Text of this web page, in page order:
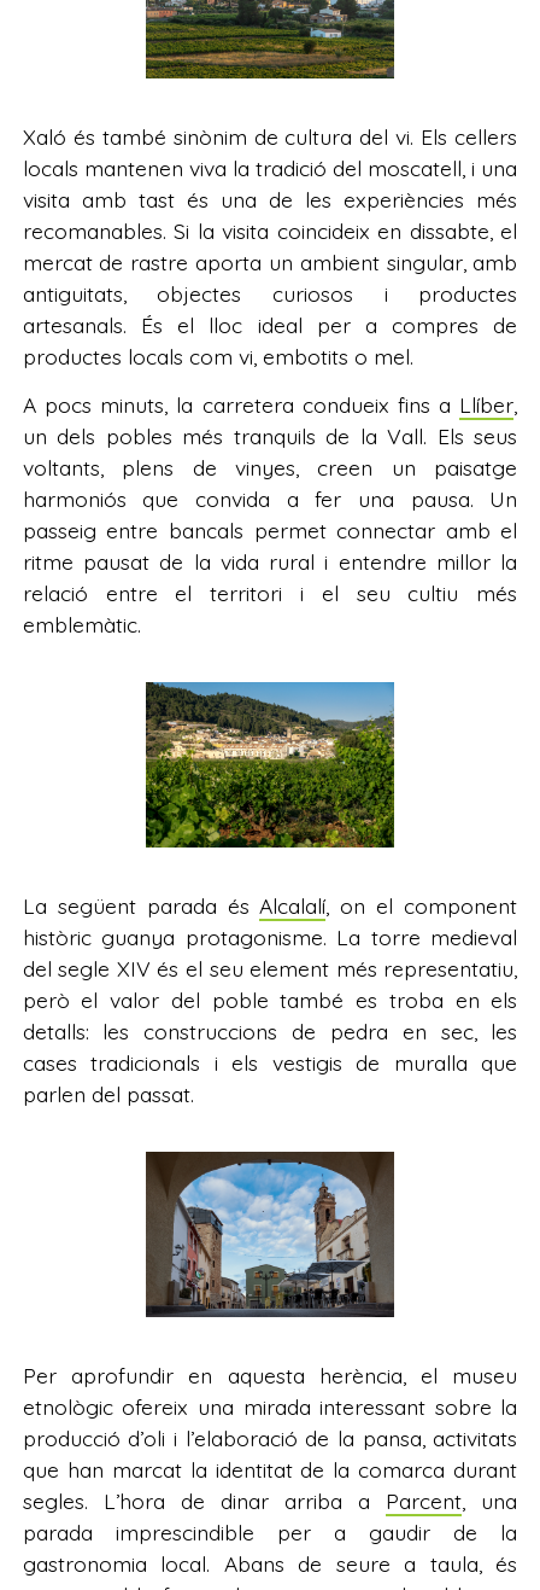
Xaló és també sinònim de cultura del vi. Els cellers
locals mantenen viva la tradició del moscatell, i una
visita amb tast és una de les experiències més
recomanables. Si la visita coincideix en dissabte, el
mercat de rastre aporta un ambient singular, amb
antiguitats, objectes curiosos i productes
artesanals. És el lloc ideal per a compres de
productes locals com vi, embotits o mel.
A pocs minuts, la carretera condueix fins a Llíber
un dels pobles més tranquils de la Vall. Els seus
voltants, plens de vinyes, creen un paisatge
harmoniós que convida a fer una pausa. Un
passeig entre bancals permet connectar amb el
ritme pausat de la vida rural i entendre millor la
relació entre el territori i el seu cultiu més
emblemàtic.
La següent parada ésAlcalalí, on el component
històric guanya protagonisme. La torre medieval
del segle XIV és el seu element més representatiu,
però el valor del poble també es troba en els
detalls: les construccions de pedra en sec, les
cases tradicionals i els vestigis de muralla que
parlen del passat.
Per aprofundir en aquesta herència, el museu
etnològic ofereix una mirada interessant sobre la
producció d’oli i l’elaboració de la pansa, activitats
que han marcat la identitat de la comarca durant
segles. L’hora de dinar arriba a Parcent , una
parada imprescindible per a gaudir de la
gastronomia local. Abans de seure a taula, és